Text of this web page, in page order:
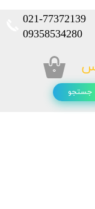
021-77372139​​​​​​​
​​​​​​​09358534280
جستجو
۰